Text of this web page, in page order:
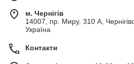
м. Чернігів
14007, пр. Миру, 310 А,
Україна
Контакти